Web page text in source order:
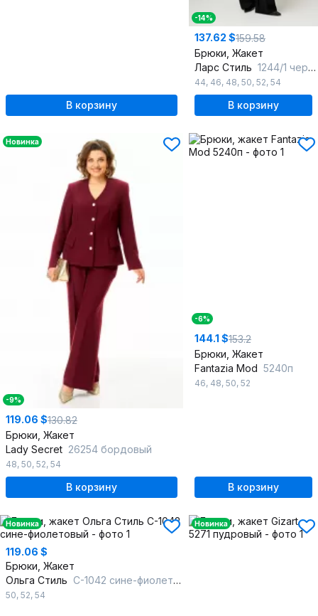
В корзину
-14%
137.62 $159.58
Брюки, Жакет
Ларс Стиль 1244/1 черный
44, 46, 48, 50, 52, 54
В корзину
Новинка
-9%
119.06 $130.82
Брюки, Жакет
Lady Secret 26254 бордовый
48, 50, 52, 54
В корзину
-6%
144.1 $153.2
Брюки, Жакет
Fantazia Mod 5240п
46, 48, 50, 52
В корзину
Новинка
119.06 $
Брюки, Жакет
Ольга Стиль С-1042 сине-фиолетовый
50, 52, 54
Новинка